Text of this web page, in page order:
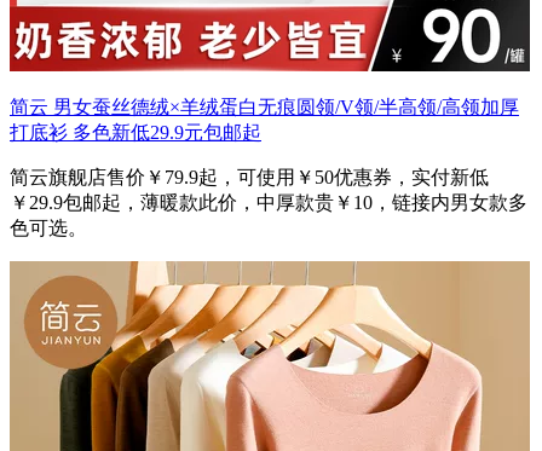
简云 男女蚕丝德绒×羊绒蛋白无痕圆领/V领/半高领/高领加厚
打底衫 多色新低29.9元包邮起
简云旗舰店售价￥79.9起，可使用￥50优惠券，实付新低
￥29.9包邮起，薄暖款此价，中厚款贵￥10，链接内男女款多
色可选。